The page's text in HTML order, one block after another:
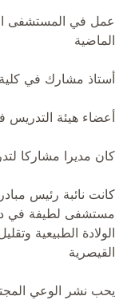
الماضية
أستاذ مشارك في
أعضاء هيئة التدريس
كان مديرا مشاركا
كانت نائبة رئيس
مستشفى لطيفة في
الولادة الطبيعية
القيصرية
يحب نشر الوعي